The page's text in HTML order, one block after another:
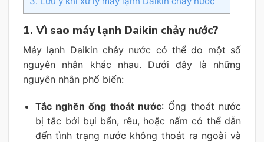
1. Vì sao máy lạnh Daikin chảy nước?
Máy lạnh Daikin chảy nước có thể do một số
nguyên nhân khác nhau. Dưới đây là những
nguyên nhân phổ biến:
Tắc nghẽn ống thoát nước: Ống thoát nước
bị tắc bởi bụi bẩn, rêu, hoặc nấm có thể dẫn
đến tình trạng nước không thoát ra ngoài và